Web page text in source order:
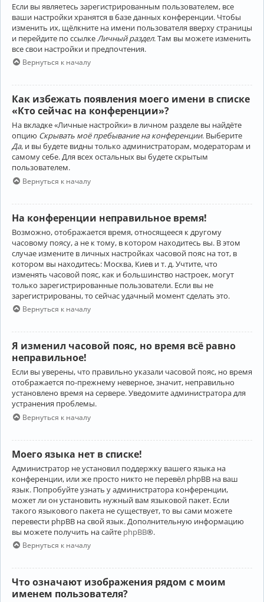
Если вы являетесь зарегистрированным пользователем, все
ваши настройки хранятся в базе данных конференции. Чтобы
изменить их, щёлкните на имени пользователя вверху страницы
и перейдите по ссылке Личный раздел. Там вы можете изменить
все свои настройки и предпочтения.
Вернуться к началу
Как избежать появления моего имени в списке
«Кто сейчас на конференции»?
На вкладке «Личные настройки» в личном разделе вы найдёте
опцию Скрывать моё пребывание на конференции. Выберите
Да, и вы будете видны только администраторам, модераторам и
самому себе. Для всех остальных вы будете скрытым
пользователем.
Вернуться к началу
На конференции неправильное время!
Возможно, отображается время, относящееся к другому
часовому поясу, а не к тому, в котором находитесь вы. В этом
случае измените в личных настройках часовой пояс на тот, в
котором вы находитесь: Москва, Киев и т. д. Учтите, что
изменять часовой пояс, как и большинство настроек, могут
только зарегистрированные пользователи. Если вы не
зарегистрированы, то сейчас удачный момент сделать это.
Вернуться к началу
Я изменил часовой пояс, но время всё равно
неправильное!
Если вы уверены, что правильно указали часовой пояс, но время
отображается по-прежнему неверное, значит, неправильно
установлено время на сервере. Уведомите администратора для
устранения проблемы.
Вернуться к началу
Моего языка нет в списке!
Администратор не установил поддержку вашего языка на
конференции, или же просто никто не перевёл phpBB на ваш
язык. Попробуйте узнать у администратора конференции,
может ли он установить нужный вам языковой пакет. Если
такого языкового пакета не существует, то вы сами можете
перевести phpBB на свой язык. Дополнительную информацию
вы можете получить на сайте phpBB®.
Вернуться к началу
Что означают изображения рядом с моим
именем пользователя?